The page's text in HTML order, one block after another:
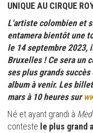
UNIQUE AU CIRQUE
L'artiste colombien et
entamera bientôt une
le 14 septembre 2023,
Bruxelles ! Ce sera un
ses plus grands
album à venir. Les
mars à 10 heures sur
Né et ayant grandi à
conteste le plus grand